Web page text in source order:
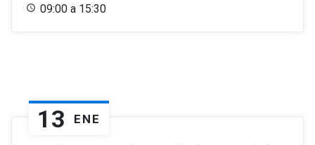
09:00 a 15:30
13 ENE